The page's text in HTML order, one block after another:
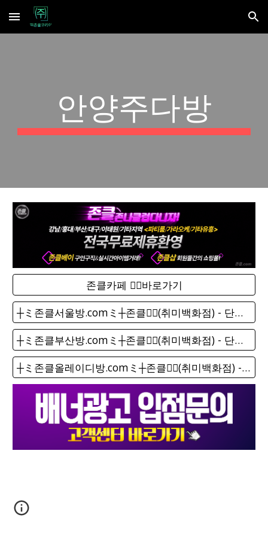
Skip to main content Skip to navigation
안양주다방
존클카페 ❤️‍🔥바로가기
┼ミ존클서울방.comミ┼존클❤️‍🔥(취미백화점) - 단톡방
┼ミ존클부산방.comミ┼존클❤️‍🔥(취미백화점) - 단톡방
┼ミ존클올레이디방.comミ┼존클❤️‍🔥(취미백화점) - 단톡방